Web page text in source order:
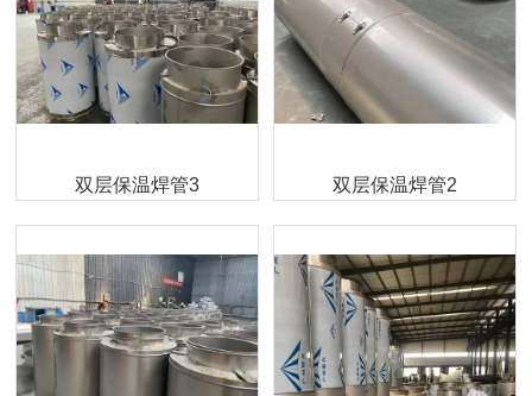
双层保温焊管3 双层保温焊管2